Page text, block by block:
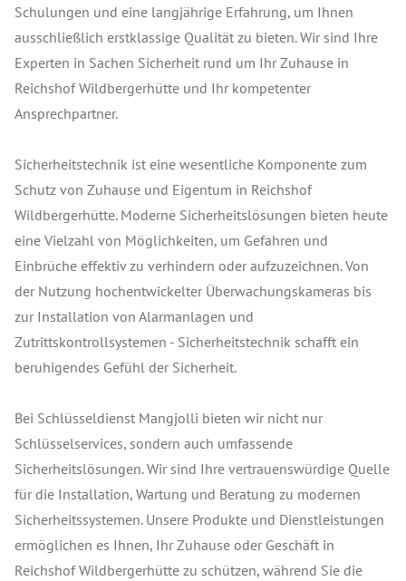
Schulungen und eine langjährige Erfahrung, um Ihnen
ausschließlich erstklassige Qualität zu bieten. Wir sind Ihre
Experten in Sachen Sicherheit rund um Ihr Zuhause in
Reichshof Wildbergerhütte und Ihr kompetenter
Ansprechpartner.
Sicherheitstechnik ist eine wesentliche Komponente zum
Schutz von Zuhause und Eigentum in Reichshof
Wildbergerhütte. Moderne Sicherheitslösungen bieten heute
eine Vielzahl von Möglichkeiten, um Gefahren und
Einbrüche effektiv zu verhindern oder aufzuzeichnen. Von
der Nutzung hochentwickelter Überwachungskameras bis
zur Installation von Alarmanlagen und
Zutrittskontrollsystemen - Sicherheitstechnik schafft ein
beruhigendes Gefühl der Sicherheit.
Bei Schlüsseldienst Mangjolli bieten wir nicht nur
Schlüsselservices, sondern auch umfassende
Sicherheitslösungen. Wir sind Ihre vertrauenswürdige Quelle
für die Installation, Wartung und Beratung zu modernen
Sicherheitssystemen. Unsere Produkte und Dienstleistungen
ermöglichen es Ihnen, Ihr Zuhause oder Geschäft in
Reichshof Wildbergerhütte zu schützen, während Sie die